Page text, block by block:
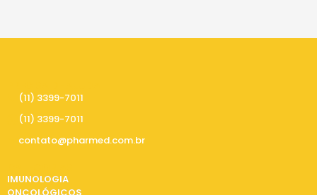
(11) 3399-7011
(11) 3399-7011
contato@pharmed.com.br
IMUNOLOGIA